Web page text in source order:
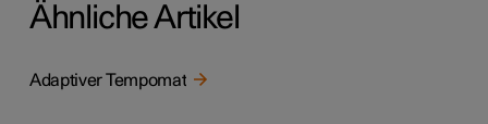
Ähnliche Artikel
Adaptiver Tempomat